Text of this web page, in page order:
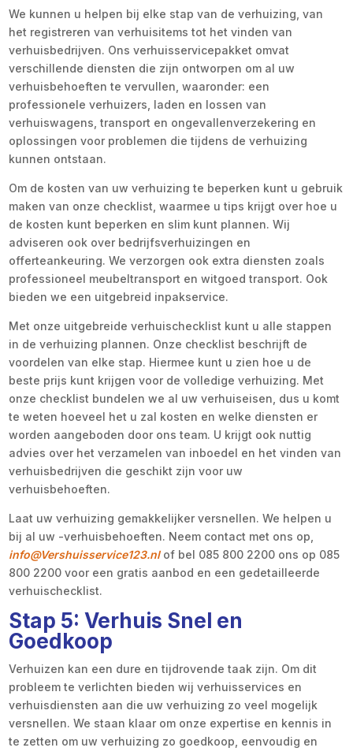
We kunnen u helpen bij elke stap van de verhuizing, van
het registreren van verhuisitems tot het vinden van
verhuisbedrijven. Ons verhuisservicepakket omvat
verschillende diensten die zijn ontworpen om al uw
verhuisbehoeften te vervullen, waaronder: een
professionele verhuizers, laden en lossen van
verhuiswagens, transport en ongevallenverzekering en
oplossingen voor problemen die tijdens de verhuizing
kunnen ontstaan.
Om de kosten van uw verhuizing te beperken kunt u gebruik
maken van onze checklist, waarmee u tips krijgt over hoe u
de kosten kunt beperken en slim kunt plannen. Wij
adviseren ook over bedrijfsverhuizingen en
offerteankeuring. We verzorgen ook extra diensten zoals
professioneel meubeltransport en witgoed transport. Ook
bieden we een uitgebreid inpakservice.
Met onze uitgebreide verhuischecklist kunt u alle stappen
in de verhuizing plannen. Onze checklist beschrijft de
voordelen van elke stap. Hiermee kunt u zien hoe u de
beste prijs kunt krijgen voor de volledige verhuizing. Met
onze checklist bundelen we al uw verhuiseisen, dus u komt
te weten hoeveel het u zal kosten en welke diensten er
worden aangeboden door ons team. U krijgt ook nuttig
advies over het verzamelen van inboedel en het vinden van
verhuisbedrijven die geschikt zijn voor uw
verhuisbehoeften.
Laat uw verhuizing gemakkelijker versnellen. We helpen u
bij al uw -verhuisbehoeften. Neem contact met ons op,
info@Vershuisservice123.nlof bel 085 800 2200 ons op 085
800 2200 voor een gratis aanbod en een gedetailleerde
verhuischecklist.
Stap 5: Verhuis Snel en
Goedkoop
Verhuizen kan een dure en tijdrovende taak zijn. Om dit
probleem te verlichten bieden wij verhuisservices en
verhuisdiensten aan die uw verhuizing zo veel mogelijk
versnellen. We staan klaar om onze expertise en kennis in
te zetten om uw verhuizing zo goedkoop, eenvoudig en